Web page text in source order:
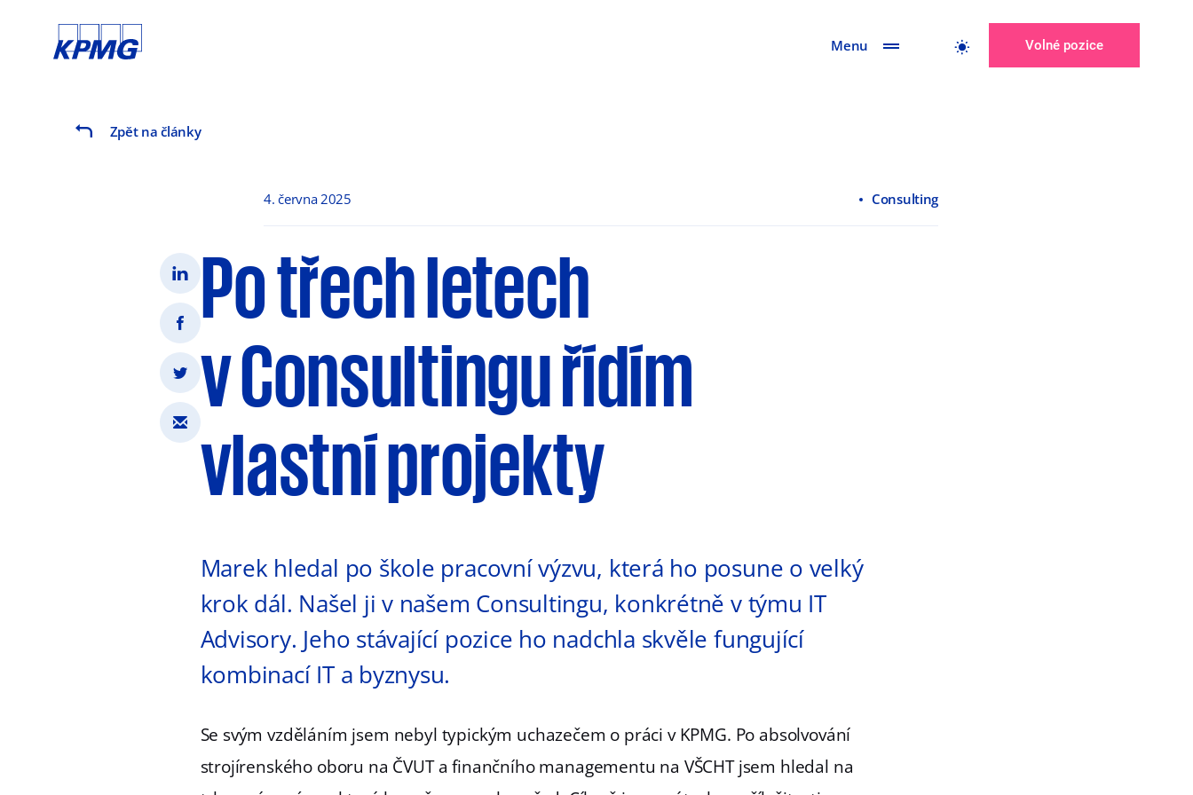
Menu Volné pozice
Zpět na články
4. června 2025 Consulting
Po třech letech
v Consultingu řídím
vlastní projekty
Marek hledal po škole pracovní výzvu, která ho posune o velký
krok dál. Našel ji v našem Consultingu, konkrétně v týmu IT
Advisory. Jeho stávající pozice ho nadchla skvěle fungující
kombinací IT a byznysu.
Se svým vzděláním jsem nebyl typickým uchazečem o práci v KPMG. Po absolvování
strojírenského oboru na ČVUT a finančního managementu na VŠCHT jsem hledal na